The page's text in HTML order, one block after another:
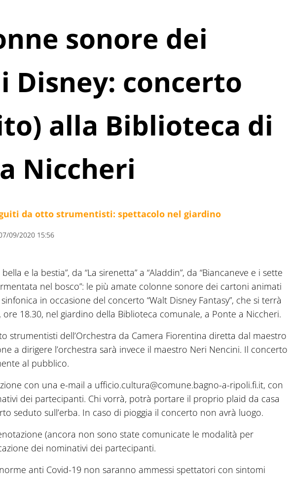
sonore dei
Disney: concerto
alla Biblioteca di
Niccheri
da otto strumentisti: spettacolo nel giardino
09/2020 15:56
bella e la bestia”, da “La sirenetta” a “Aladdin”, da “Biancaneve e i sette
nel bosco”: le più amate colonne sonore dei cartoni animati
in occasione del concerto “Walt Disney Fantasy”, che si terrà
18.30, nel giardino della Biblioteca comunale, a Ponte a Niccheri.
strumentisti dell’Orchestra da Camera Fiorentina diretta dal maestro
a dirigere l’orchestra sarà invece il maestro Neri Nencini. Il concerto
al pubblico.
con una e-mail a ufficio.cultura@comune.bagno-a-ripoli.fi.it, con
dei partecipanti. Chi vorrà, potrà portare il proprio plaid da casa
seduto sull’erba. In caso di pioggia il concerto non avrà luogo.
(ancora non sono state comunicate le modalità per
dei nominativi dei partecipanti.
anti Covid-19 non saranno ammessi spettatori con sintomi